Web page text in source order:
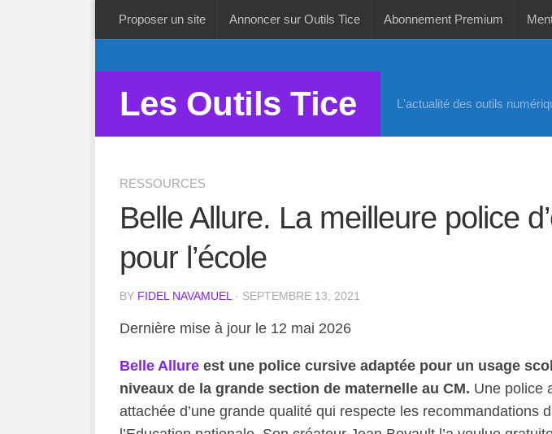
Proposer un site Annoncer sur Outils Tice Abonnement Premium
Les Outils Tice L'actualité des outils
RESSOURCES
Belle Allure. La meilleure police
pour l’école
BY FIDEL NAVAMUEL · SEPTEMBRE 13, 2021
Dernière mise à jour le 12 mai 2026
Belle Allureest une police cursive adaptée pour un usage
niveaux de la grande section de maternelle au CM. Une police
attachée d’une grande qualité qui respecte les recommandations